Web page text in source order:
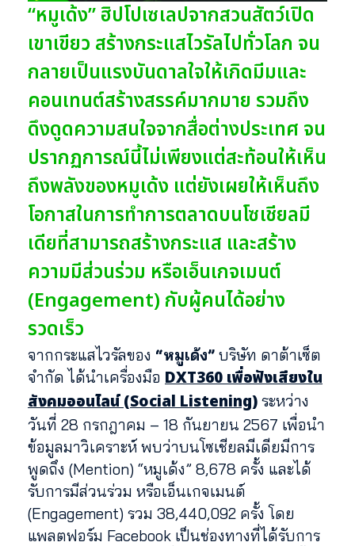
“หมูเด้ง” ฮิปโปเซเลปจากสวนสัตว์เปิด
เขาเขียว สร้างกระแสไวรัลไปทั่วโลก จน
กลายเป็นแรงบันดาลใจให้เกิดมีมและ
คอนเทนต์สร้างสรรค์มากมาย รวมถึง
ดึงดูดความสนใจจากสื่อต่างประเทศ จน
ปรากฏการณ์นี้ไม่เพียงแต่สะท้อนให้เห็น
ถึงพลังของหมูเด้ง แต่ยังเผยให้เห็นถึง
โอกาสในการทำการตลาดบนโซเชียลมี
เดียที่สามารถสร้างกระแส และสร้าง
ความมีส่วนร่วม หรือเอ็นเกจเมนต์
(Engagement) กับผู้คนได้อย่าง
รวดเร็ว
จากกระแสไวรัลของ “หมูเด้ง” บริษัท ดาต้าเซ็ต
จำกัด ได้นำเครื่องมือ DXT360 เพื่อฟังเสียงใน
สังคมออนไลน์ (Social Listening) ระหว่าง
วันที่ 28 กรกฎาคม – 18 กันยายน 2567 เพื่อนำ
ข้อมูลมาวิเคราะห์ พบว่าบนโซเชียลมีเดียมีการ
พูดถึง (Mention) “หมูเด้ง” 8,678 ครั้ง และได้
รับการมีส่วนร่วม หรือเอ็นเกจเมนต์
(Engagement) รวม 38,440,092 ครั้ง โดย
แพลตฟอร์ม Facebook เป็นช่องทางที่ได้รับการ